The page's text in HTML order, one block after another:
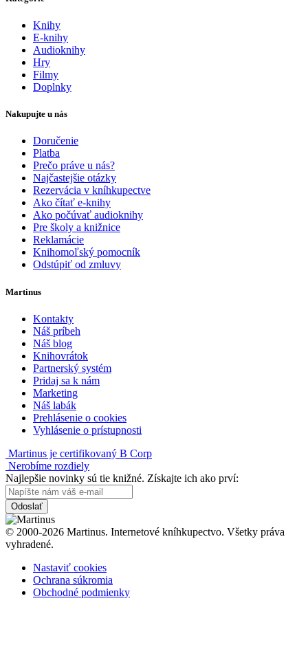
Knihy
E-knihy
Audioknihy
Hry
Filmy
Doplnky
Nakupujte u nás
Doručenie
Platba
Prečo práve u nás?
Najčastejšie otázky
Rezervácia v kníhkupectve
Ako čítať e-knihy
Ako počúvať audioknihy
Pre školy a knižnice
Reklamácie
Knihomoľský pomocník
Odstúpiť od zmluvy
Martinus
Kontakty
Náš príbeh
Náš blog
Knihovrátok
Partnerský systém
Pridaj sa k nám
Marketing
Náš labák
Prehlásenie o cookies
Vyhlásenie o prístupnosti
Martinus je certifikovaný B Corp
Nerobíme rozdiely
Najlepšie novinky sú tie knižné. Získajte ich ako prví:
Odoslať
© 2000-2026 Martinus. Internetové kníhkupectvo. Všetky práva
vyhradené.
Nastaviť cookies
Ochrana súkromia
Obchodné podmienky